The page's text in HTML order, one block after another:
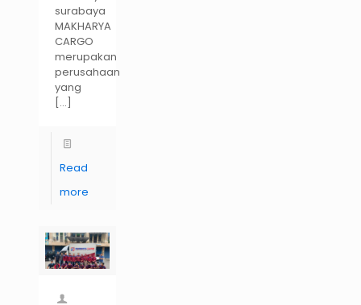
surabaya
MAKHARYA
CARGO
merupakan
perusahaan
yang
[…]
Read
more